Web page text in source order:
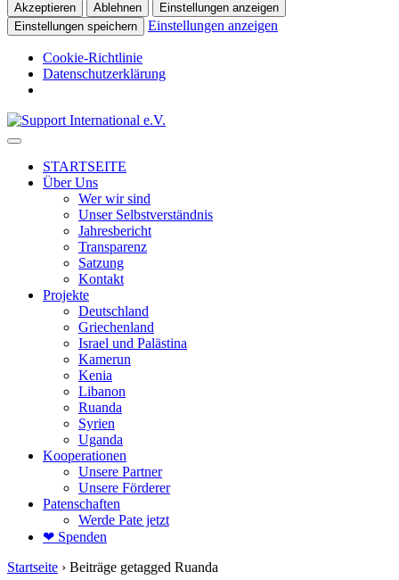
Akzeptieren Ablehnen
Einstellungen anzeigen
Einstellungen speichern
Einstellungen anzeigen
Cookie-Richtlinie
Datenschutzerklärung
↓
Skip
Main
Content
STARTSEITE
Über Uns
Wer wir sind
Unser Selbstverständnis
Jahresbericht
Transparenz
Satzung
Kontakt
Projekte
Deutschland
Griechenland
Israel und Palästina
Kamerun
Kenia
Libanon
Ruanda
Syrien
Uganda
Kooperationen
Unsere Partner
Unsere Förderer
Patenschaften
Werde Pate jetzt
❤ Spenden
Startseite › Beiträge getagged Ruanda